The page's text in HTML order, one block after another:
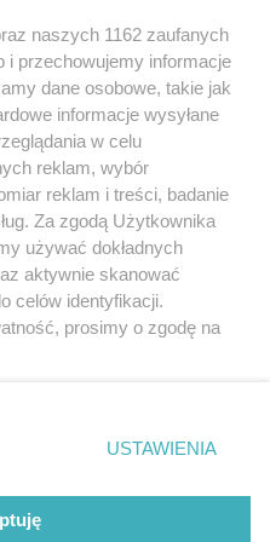
realizacji usług. Pozostając na niej,
informacji w polityce
naszych 1162 zaufanych
i przechowujemy informacje
dane osobowe, takie jak
informacje wysyłane
w celu
reklam, wybór
reklam i treści, badanie
Za zgodą Użytkownika
używać dokładnych
aktywnie skanować
celów identyfikacji.
prosimy o zgodę na
rogu strony
. Niektóre
wymagają zgody
się takiemu
miały zastosowania tylko
USTAWIENIA